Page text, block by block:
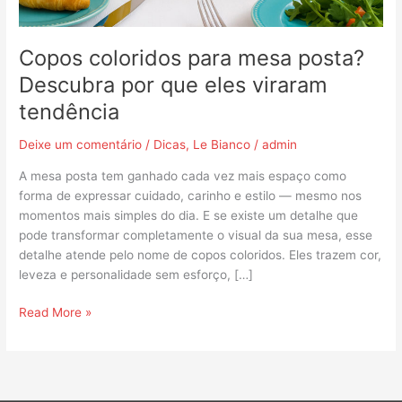
Copos coloridos para mesa posta?
Descubra por que eles viraram
tendência
Deixe um comentário / Dicas, Le Bianco /admin
A mesa posta tem ganhado cada vez mais espaço como
forma de expressar cuidado, carinho e estilo — mesmo nos
momentos mais simples do dia. E se existe um detalhe que
pode transformar completamente o visual da sua mesa, esse
detalhe atende pelo nome de copos coloridos. Eles trazem cor,
leveza e personalidade sem esforço, […]
viraram
tendência
Read More »